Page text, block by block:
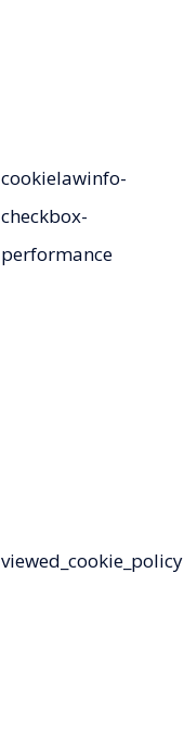
cookielawinfo-
checkbox-
performance
viewed_cookie_policy